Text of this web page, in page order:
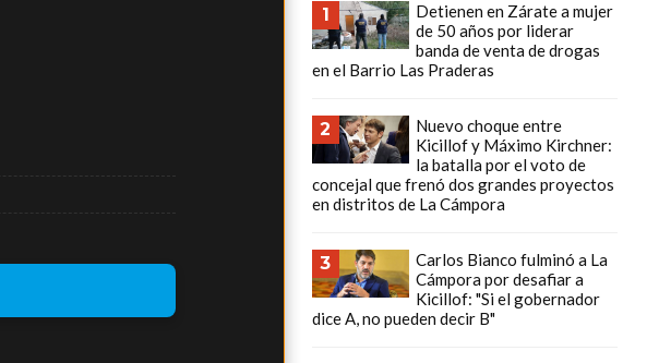
1
Detienen en Zárate a mujer
de 50 años por liderar
banda de venta de drogas
en el Barrio Las Praderas
2
Nuevo choque entre
Kicillof y Máximo Kirchner:
la batalla por el voto de
concejal que frenó dos grandes proyectos
en distritos de La Cámpora
3
Carlos Bianco fulminó a La
Cámpora por desafiar a
Kicillof: "Si el gobernador
dice A, no pueden decir B"